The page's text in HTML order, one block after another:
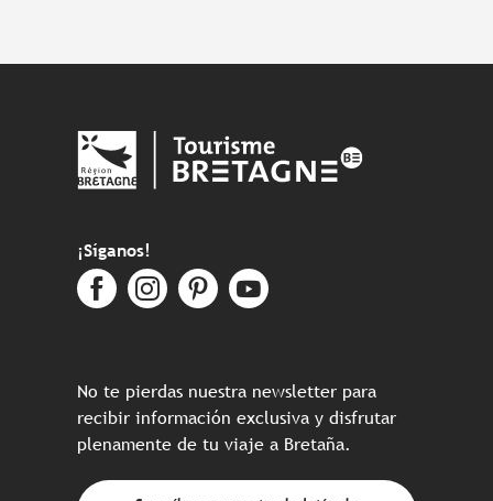
¡Síganos!
No te pierdas nuestra newsletter para
recibir información exclusiva y disfrutar
plenamente de tu viaje a Bretaña.